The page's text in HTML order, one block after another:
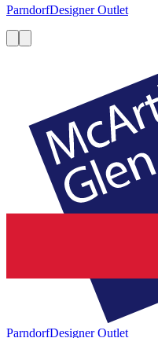
ParndorfDesigner Outlet
ParndorfDesigner Outlet